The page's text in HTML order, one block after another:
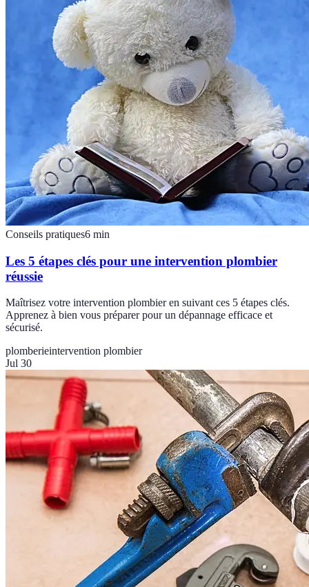
Conseils pratiques6 min
Les 5 étapes clés pour une intervention plombier
réussie
Maîtrisez votre intervention plombier en suivant ces 5 étapes clés.
Apprenez à bien vous préparer pour un dépannage efficace et
sécurisé.
plomberieintervention plombier
Jul 30